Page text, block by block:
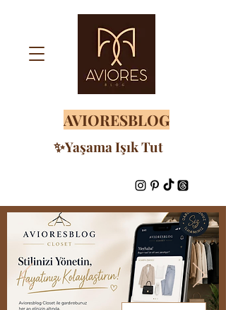
AVIORESBLOG
✨Yaşama Işık Tut